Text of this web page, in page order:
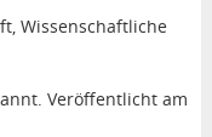
Wissenschaftliche
Veröffentlicht am